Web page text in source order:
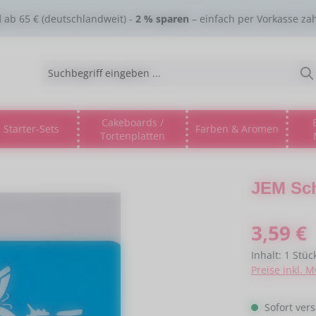
ab 65 € (deutschlandweit) - 2 % sparen – einfach per Vorkasse
% Sale %
Dropdown der Kategorie Lebensmitteltinte
oder Schließe das Dropdown der Kategorie Esspapier
Starter-Sets
Cakeboards /
Tortenplatten
Farben & Aromen
JEM
Regulärer
3,59 €
Inhalt: 1
Preise inkl.
Sofort